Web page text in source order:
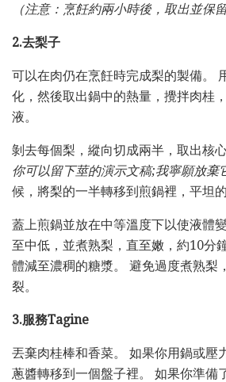
（注意：烹飪約兩小時後，取出並保
2.去梨子
可以在肉仍在烹飪時完成梨的製備。
化，然後取出鍋中的熱量，攪拌肉桂
液。
剝去每個梨，縱向切成兩半，取出核心
你可以留下莖的演示文稿;我寧願放棄
候，將梨的一半轉移到煎鍋裡，平坦的
蓋上煎鍋並放在中等溫度下以使液體
至中低，並煮熟梨，直至嫩，約10分
體減至濃稠的糖漿。 避免過度煮熟梨
裂。
3.服務Tagine
丟棄肉桂棒和香菜。 如果你用鍋或壓
蔥醬轉移到一個盤子裡。 如果你準備